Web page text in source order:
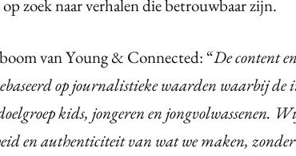
zoek naar verhalen die betrouwbaar zijn.
van Young & Connected: “De content
op journalistieke waarden waarbij
kids, jongeren en jongvolwassenen.
en authenticiteit van wat we maken,